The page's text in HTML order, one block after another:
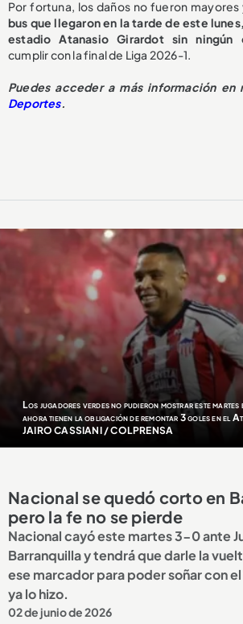
Por fortuna, los daños no fueron
bus que llegaron en la tarde de este
estadio Atanasio Girardot sin ningún
cumplir con la final de Liga 2026-1.
Puedes acceder a más información en
Deportes.
Los jugadores verdes no pudieron mostrar este martes
ahora tienen la obligación de remontar 3 goles en el
JAIRO CASSIANI / COLPRENSA
Nacional se quedó corto en
pero la fe no se pierde
Nacional cayó este martes 3-0 ante
Barranquilla y tendrá que darle la
ese marcador para poder soñar con
ya lo hizo.
02 de junio de 2026